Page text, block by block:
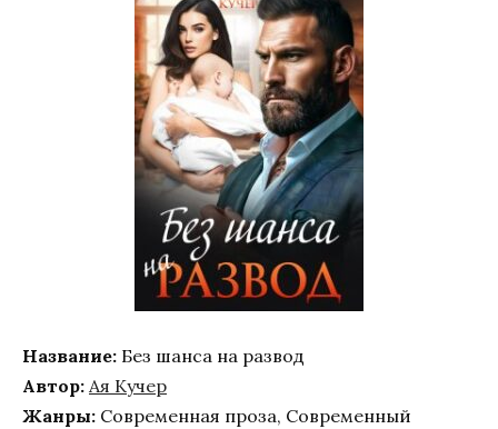
Название: Без шанса на развод
Автор: Ая Кучер
Жанры: Современная проза, Современный